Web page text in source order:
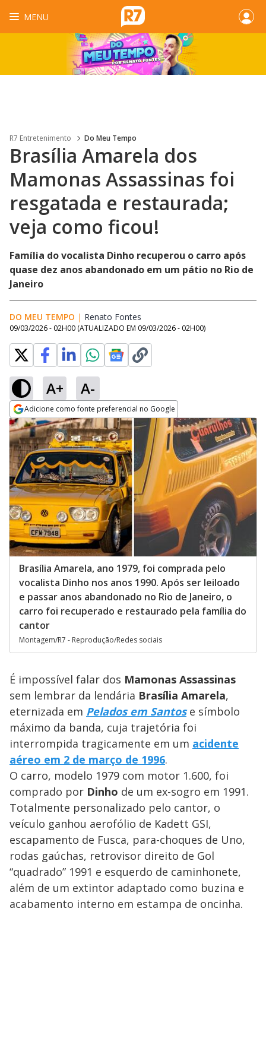
MENU
R7 Entretenimento Do Meu Tempo
Brasília Amarela dos
Mamonas Assassinas foi
resgatada e restaurada;
veja como ficou!
Família do vocalista Dinho recuperou o carro após
quase dez anos abandonado em um pátio no Rio de
Janeiro
DO MEU TEMPO | Renato Fontes
09/03/2026 - 02H00 (ATUALIZADO EM 09/03/2026 - 02H00)
A+ A-
Adicione como fonte preferencial no Google
Opens in new window
Brasília Amarela, ano 1979, foi comprada pelo
vocalista Dinho nos anos 1990. Após ser leiloado
e passar anos abandonado no Rio de Janeiro, o
carro foi recuperado e restaurado pela família do
cantor
Montagem/R7 - Reprodução/Redes sociais
É impossível falar dos Mamonas Assassinas
sem lembrar da lendária Brasília Amarela,
eternizada em Pelados em Santose símbolo
máximo da banda, cuja trajetória foi
interrompida tragicamente em um acidente
aéreo em 2 de março de 1996.
O carro, modelo 1979 com motor 1.600, foi
comprado por Dinho de um ex-sogro em 1991.
Totalmente personalizado pelo cantor, o
veículo ganhou aerofólio de Kadett GSI,
escapamento de Fusca, para-choques de Uno,
rodas gaúchas, retrovisor direito de Gol
“quadrado” 1991 e esquerdo de caminhonete,
além de um extintor adaptado como buzina e
acabamento interno em estampa de oncinha.